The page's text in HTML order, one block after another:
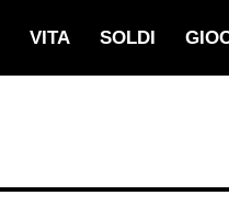
VITA SOLDI